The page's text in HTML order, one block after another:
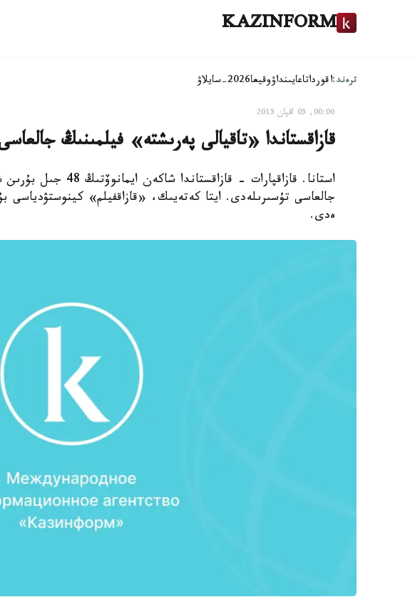
KAZINFORM
ترەند:اقورداتاعايىنداۋوقيعا2026-سايلاۋ
00:06, 05 اقپان 2015
قازاقستاندا «تاقيالى پەرىشتە» فيلمىنىڭ
استانا. قازاقپارات -
ەدى.